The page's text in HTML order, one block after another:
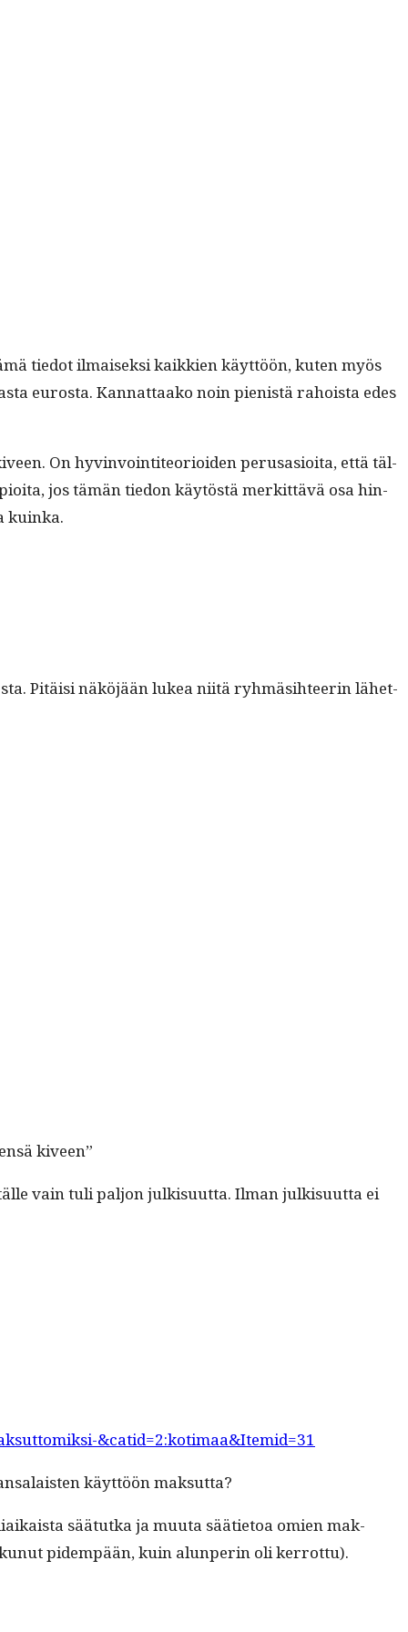
tiedot ilmaisek­si kaikkien käyt­töön, kuten myös
eurosta. Kan­nat­taako noin pienistä rahoista edes
On hyv­in­voin­ti­te­o­ri­oiden perusasioi­ta, että täl­
jos tämän tiedon käytöstä merkit­tävä osa hin­
kuinka.
Pitäisi näköjään lukea niitä ryh­mäsi­h­teerin lähet­
kiveen”
vain tuli paljon julk­isu­ut­ta. Ilman julk­isu­ut­ta ei
&catid=2:kotimaa&Itemid=31
käyt­töön maksutta?
sää­tut­ka ja muu­ta sääti­etoa omien mak­
pidem­pään, kuin alun­perin oli kerrottu).